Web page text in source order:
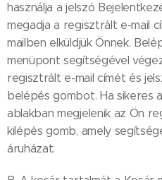
használja a jelszó
megadja a regisztrált e-mail
mailben elküldjük Önnek.
menüpont segítségével
regisztrált e-mail címét és
belépés gombot. Ha sikeres
ablakban megjelenik az Ön
kilépés gomb, amely
áruházat.